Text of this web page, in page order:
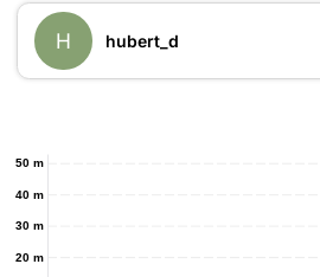
H hubert_d
20 m
30 m
40 m
50 m